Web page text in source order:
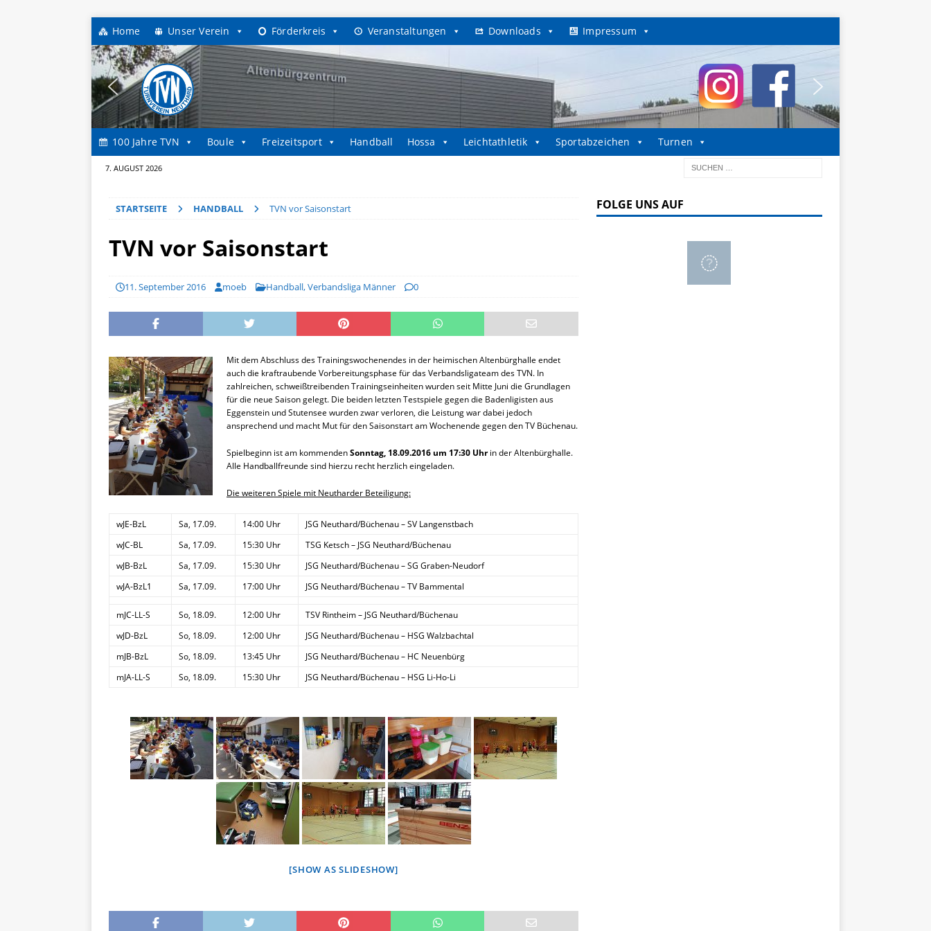
Home Unser Verein Förderkreis Veranstaltungen Downloads Impressum
100 Jahre TVN Boule Freizeitsport Handball Hossa Leichtathletik Sportabzeichen Turnen
7. AUGUST 2026
STARTSEITE HANDBALL TVN vor Saisonstart
TVN vor Saisonstart
11. September 2016 moeb Handball,Verbandsliga Männer 0
Mit dem Abschluss des Trainingswochenendes in der heimischen Altenbürghalle endet
auch die kraftraubende Vorbereitungsphase für das Verbandsligateam des TVN. In
zahlreichen, schweißtreibenden Trainingseinheiten wurden seit Mitte Juni die Grundlagen
für die neue Saison gelegt. Die beiden letzten Testspiele gegen die Badenligisten aus
Eggenstein und Stutensee wurden zwar verloren, die Leistung war dabei jedoch
ansprechend und macht Mut für den Saisonstart am Wochenende gegen den TV Büchenau.
Spielbeginn ist am kommendenSonntag, 18.09.2016 um 17:30 Uhrin der Altenbürghalle.
Alle Handballfreunde sind hierzu recht herzlich eingeladen.
Die weiteren Spiele mit Neutharder Beteiligung:
wJE-BzL Sa, 17.09. 14:00 Uhr
JSG Neuthard/Büchenau – SV Langenstbach
wJC-BL
Sa, 17.09. 15:30 Uhr
TSG Ketsch – JSG Neuthard/Büchenau
wJB-BzL
Sa, 17.09. 15:30 Uhr
JSG Neuthard/Büchenau – SG Graben-Neudorf
wJA-BzL1
Sa, 17.09. 17:00 Uhr JSG Neuthard/Büchenau – TV Bammental
mJC-LL-S So, 18.09. 12:00 Uhr
TSV Rintheim – JSG Neuthard/Büchenau
wJD-BzL
So, 18.09. 12:00 Uhr
JSG Neuthard/Büchenau – HSG Walzbachtal
mJB-BzL
So, 18.09. 13:45 Uhr
JSG Neuthard/Büchenau – HC Neuenbürg
mJA-LL-S
So, 18.09. 15:30 Uhr JSG Neuthard/Büchenau – HSG Li-Ho-Li
[SHOW AS SLIDESHOW]
FOLGE UNS AUF